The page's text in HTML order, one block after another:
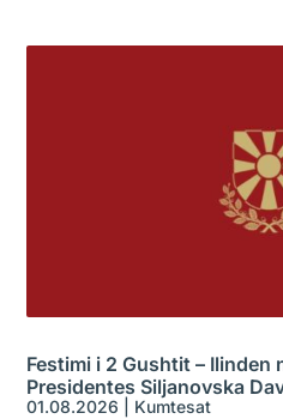
Festimi i 2 Gushtit – Ilinden
Presidentes Siljanovska
01.08.2026 Kumtesat